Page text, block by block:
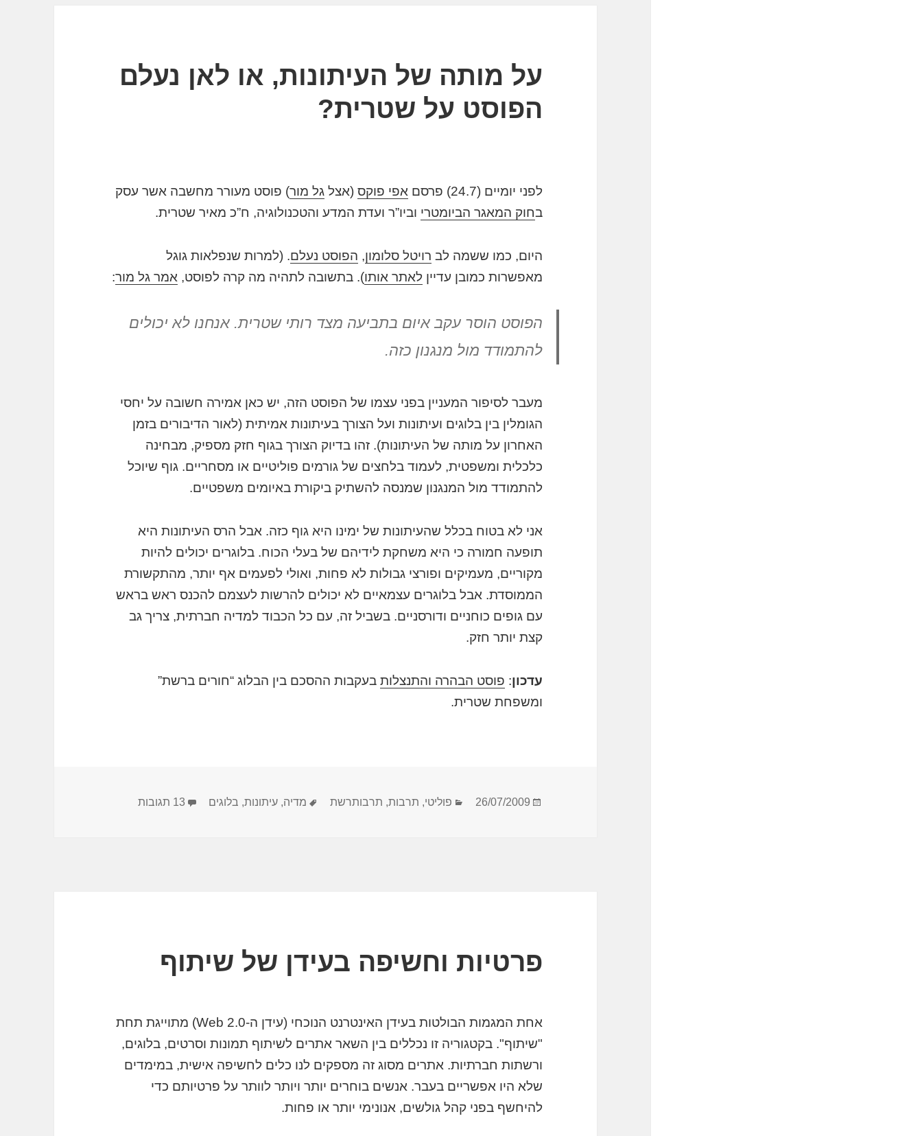
על מותה של העיתונות, או לאן נעלם
הפוסט על שטרית?
לפני יומיים (24.7) פרסם אפי פוקס (אצלגל מור) פוסט מעורר מחשבה אשר עסק
בחוק המאגר הביומטרי וביו”ר ועדת המדע והטכנולוגיה, ח”כ מאיר שטרית.
היום, כמו ששמה לב רויטל סלומון, הפוסט נעלם. (למרות שנפלאות גוגל
מאפשרות כמובן עדיין לאתר אותו). בתשובה לתהיה מה קרה לפוסט,אמר גל מור:
הפוסט הוסר עקב איום בתביעה מצד רותי שטרית. אנחנו לא יכולים
להתמודד מול מנגנון כזה.
מעבר לסיפור המעניין בפני עצמו של הפוסט הזה, יש כאן אמירה חשובה על יחסי
הגומלין בין בלוגים ועיתונות ועל הצורך בעיתונות אמיתית (לאור הדיבורים בזמן
האחרון על מותה של העיתונות). זהו בדיוק הצורך בגוף חזק מספיק, מבחינה
כלכלית ומשפטית, לעמוד בלחצים של גורמים פוליטיים או מסחריים. גוף שיוכל
להתמודד מול המנגנון שמנסה להשתיק ביקורת באיומים משפטיים.
אני לא בטוח בכלל שהעיתונות של ימינו היא גוף כזה. אבל הרס העיתונות היא
תופעה חמורה כי היא משחקת לידיהם של בעלי הכוח. בלוגרים יכולים להיות
מקוריים, מעמיקים ופורצי גבולות לא פחות, ואולי לפעמים אף יותר, מהתקשורת
הממוסדת. אבל בלוגרים עצמאיים לא יכולים להרשות לעצמם להכנס ראש בראש
עם גופים כוחניים ודורסניים. בשביל זה, עם כל הכבוד למדיה חברתית, צריך גב
קצת יותר חזק.
עדכון: פוסט הבהרה והתנצלות בעקבות ההסכם בין הבלוג “חורים ברשת”
ומשפחת שטרית.
פורסם
26/07/2009 קטגוריות
פוליטי, תרבות, תרבותרשת תגיות
מדיה,עיתונות, בלוגים 13 תגובות על על מותה של העיתונות, או
פרטיות וחשיפה בעידן של שיתוף
אחת המגמות הבולטות בעידן האינטרנט הנוכחי (עידן ה-Web 2.0) מתוייגת תחת
"שיתוף". בקטגוריה זו נכללים בין השאר אתרים לשיתוף תמונות וסרטים, בלוגים,
ורשתות חברתיות. אתרים מסוג זה מספקים לנו כלים לחשיפה אישית, במימדים
שלא היו אפשריים בעבר. אנשים בוחרים יותר ויותר לוותר על פרטיותם כדי
להיחשף בפני קהל גולשים, אנונימי יותר או פחות.